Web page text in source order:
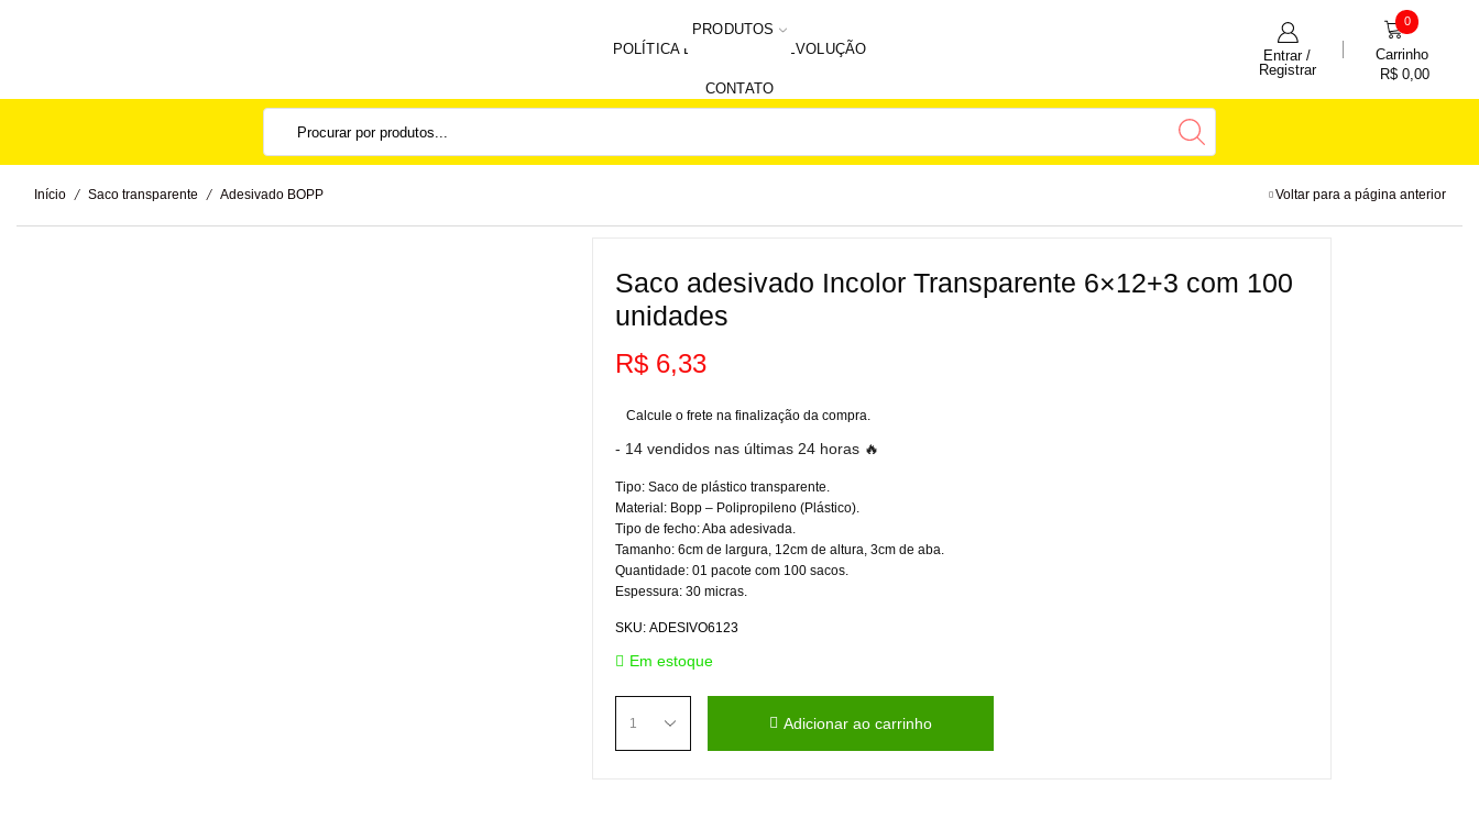
PRODUTOS
POLÍTICA DE TROCA E DEVOLUÇÃO
CONTATO
Entrar /
Registrar
0
Carrinho
R$0,00
Início / Saco transparente / Adesivado BOPP Voltar para a página anterior
Saco adesivado Incolor Transparente 6×12+3 com 100
unidades
R$6,33
Calcule o frete na finalização da compra.
- 14 vendidos nas últimas 24 horas 🔥
Tipo: Saco de plástico transparente.
Material: Bopp – Polipropileno (Plástico).
Tipo de fecho: Aba adesivada.
Tamanho: 6cm de largura, 12cm de altura, 3cm de aba.
Quantidade: 01 pacote com 100 sacos.
Espessura: 30 micras.
SKU: ADESIVO6123
Em estoque
Adicionar ao carrinho